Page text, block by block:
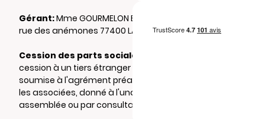
Gérant:Mme GOURMELON Emma esther 33
rue des anémones 77400 LAGNY SUR MARNE
Cession des parts sociales :
cession à un tiers étranger à la société est
soumise à l'agrément préalable de toutes
les associées, donné à l'unanimité en
assemblée ou par consultation écrite